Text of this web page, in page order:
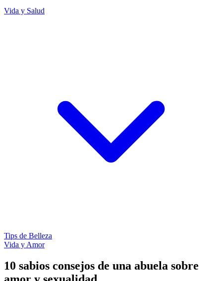
Vida y Salud
Tips de Belleza
Vida y Amor
10 sabios consejos de una abuela sobre